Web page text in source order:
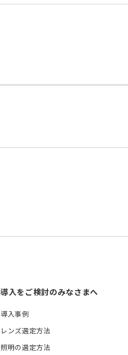
導入をご検討のみなさまへ
導入事例
レンズ選定方法
照明の選定方法